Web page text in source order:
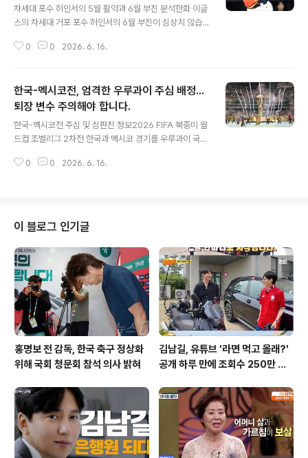
차세대 포수 허인서의 5월 활약과 6월 부진 분석한화 이글
스의 차세대 거포 포수 허인서의 6월 부진이 심상치 않습
들어 타격 페이스가 크게 꺾였습니다. 이에 따라 베테랑 포
인해 베테랑 포수 최재훈의 분발이 더욱 필요해졌습니다.
최재훈은 올 시즌 초반 주전에서 밀린 후 출전 시간 비중이
크게 줄었으며, 개인적으로도 아쉬운 시간을 보내고 있습
니다. 향후 최재훈의 활용도가 높아져야 허인서의 부담을
덜 수 있을 것으로 전망됩니다. 팀의 슬럼프와 반등을 위한
활력소 모색한화는 최근 팀 타선 집단 슬럼프에 빠지며 순
0 0 2026. 6. 16.
한국-멕시코전, 엄격한 우루과이 주심 배정...
퇴장 변수 주의해야 합니다.
한국-멕시코전 주심 및 심판진 정보2026 FIFA 북중미 월
드컵 조별리그 2차전 한국과 멕시코 경기를 우루과이 국적
공식 채널을 통해 이 같은 사실을 발표했으며, 같은 국적의
장 이상의 옐로카드를 꺼낼 정도로 엄격한 성향으로 알려
져 있습니다. 멕시코 현지 언론들은 반복적인 파울에 관용
이 거의 없는 심판이라고 분석하고 있습니다. 이러한 분석
에 따라 경기 중 퇴장 변수가 발생할 가능성도 배제할 수 없
게 되었습니다. 경기 대비 및 중요성한국 대표팀은 테헤라
주심의 엄격한 성향에 ..
0 0 2026. 6. 16.
이 블로그 인기글
홍명보 전 감독, 한국 축구 정상화
위해 국회 청문회 참석 의사 밝혀
김남길, 유튜브 '라면 먹고 올래?'
공개 하루 만에 조회수 250만 돌